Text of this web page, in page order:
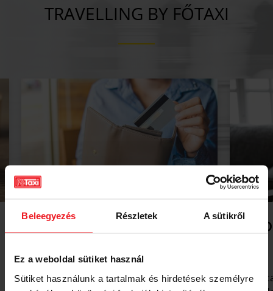
Beleegyezés Részletek A sütikről
Ez a weboldal sütiket használ
Sütiket használunk a tartalmak és hirdetések személyre
TRAVELLING BY FŐTAXI
OUR PRICES
All taxi companies on the market
You